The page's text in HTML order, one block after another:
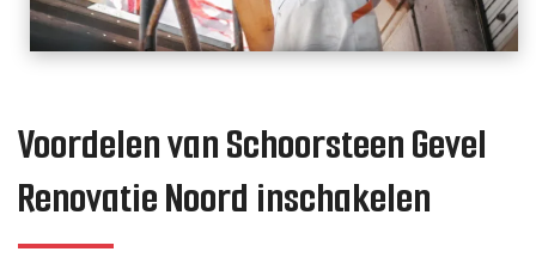
Voordelen van Schoorsteen Gevel
Renovatie Noord inschakelen